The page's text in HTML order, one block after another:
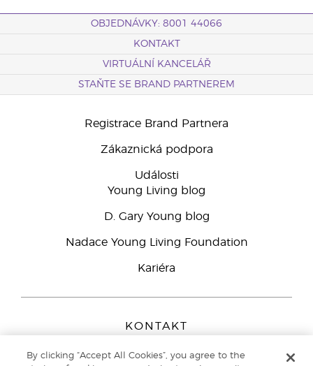
OBJEDNÁVKY: 8001 44066
KONTAKT
VIRTUÁLNÍ KANCELÁŘ
STAŇTE SE BRAND PARTNEREM
Registrace Brand Partnera
Zákaznická podpora
Události
Young Living blog
D. Gary Young blog
Nadace Young Living Foundation
Kariéra
KONTAKT
Peizerweg 97
By clicking “Accept All Cookies”, you agree to the